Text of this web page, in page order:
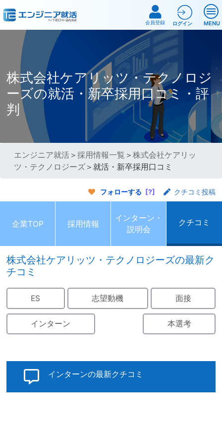
MENU
会員登録 ログイン
株式会社ケアリッツ・テクノロジ
ーズの就活・新卒採用口コミ・評
判
エンジニア就活 ＞採用情報一覧 ＞株式会社ケアリッ
ツ・テクノロジーズ ＞就活・新卒採用口コミ
フォローする [?] クチコミ投稿
企業TOP 採用情報
インターン・
説明会
クチコミ
株式会社ケアリッツ・テクノロジーズの最新ク
チコミ
ES 志望動機 面接
インターン 本選考
インターンの最新クチコミ